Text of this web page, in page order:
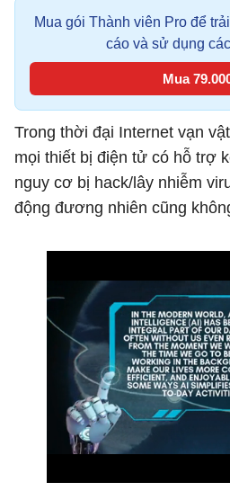
Mua gói Thành viên Pro để
cáo và sử dụng
Mua
Trong thời đại Internet vạn
mọi thiết bị điện tử có hỗ trợ
nguy cơ bị hack/lây nhiễm
động đương nhiên cũng